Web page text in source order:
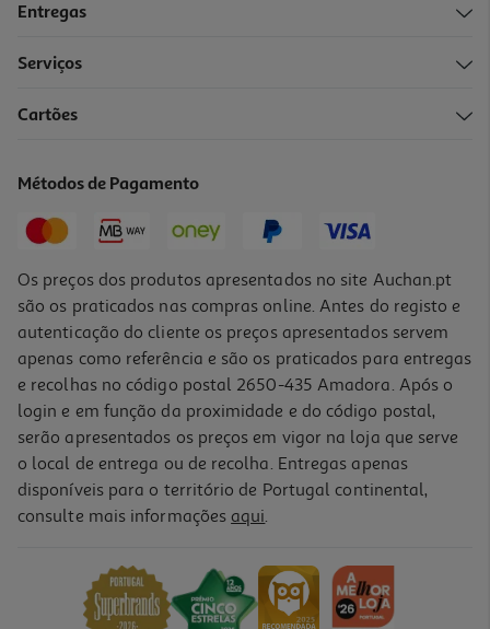
Entregas
Serviços
Cartões
Métodos de Pagamento
Os preços dos produtos apresentados no site Auchan.pt
são os praticados nas compras online. Antes do registo e
autenticação do cliente os preços apresentados servem
apenas como referência e são os praticados para entregas
e recolhas no código postal 2650-435 Amadora. Após o
login e em função da proximidade e do código postal,
serão apresentados os preços em vigor na loja que serve
o local de entrega ou de recolha. Entregas apenas
disponíveis para o território de Portugal continental,
consulte mais informações aqui.